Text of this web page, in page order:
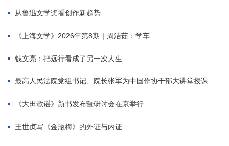
从鲁迅文学奖看创作新趋势
《上海文学》2026年第8期｜周洁茹：学车
钱文亮：把远行看成了另一次人生
最高人民法院党组书记、院长张军为中国作协干部大讲堂授课
《大田歌谣》新书发布暨研讨会在京举行
王世贞写《金瓶梅》的外证与内证